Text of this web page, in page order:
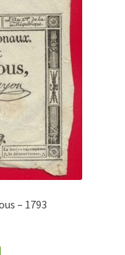
– 1793